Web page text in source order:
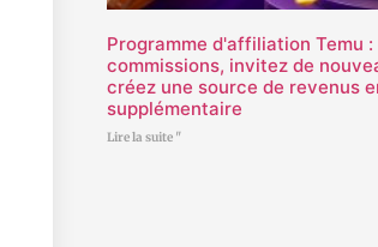
Programme d'affiliation Temu :
commissions, invitez de
créez une source de revenus
supplémentaire
Lire la suite "